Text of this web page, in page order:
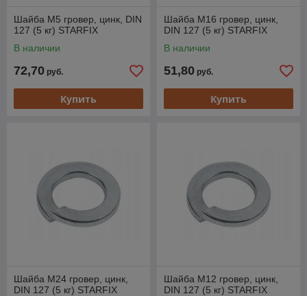
Шайба М5 гровер, цинк, DIN
127 (5 кг) STARFIX
В наличии
72,70 руб.
Купить
Шайба М16 гровер, цинк,
DIN 127 (5 кг) STARFIX
В наличии
51,80 руб.
Купить
Шайба М24 гровер, цинк,
DIN 127 (5 кг) STARFIX
Шайба М12 гровер, цинк,
DIN 127 (5 кг) STARFIX